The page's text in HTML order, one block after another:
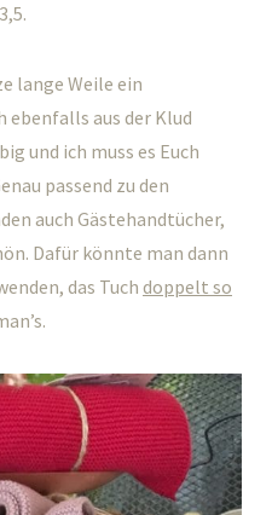
lange Weile ein
ebenfalls aus der Klud
und ich muss es Euch
passend zu den
auch Gästehandtücher,
Dafür könnte man dann
das Tuch doppelt so